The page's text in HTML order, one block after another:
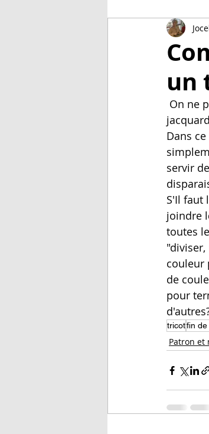
un
Dans
servir
S'Il faut
joindre
toutes
couleur
de
pour
tricotfin de
Patron et